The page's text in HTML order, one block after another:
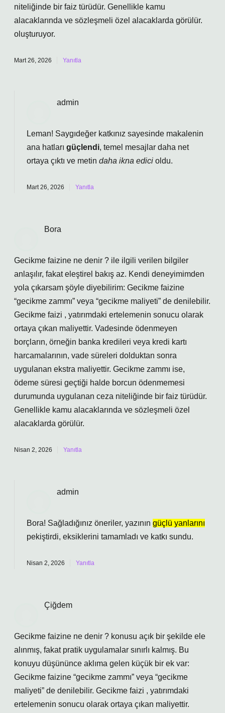
niteliğinde bir faiz türüdür. Genellikle kamu
alacaklarında ve sözleşmeli özel alacaklarda görülür.
oluşturuyor.
Mart 26, 2026 Yanıtla
admin
Leman! Saygıdeğer katkınız sayesinde makalenin
ana hatları güçlendi, temel mesajlar daha net
ortaya çıktı ve metin daha ikna edici oldu.
Mart 26, 2026 Yanıtla
Bora
Gecikme faizine ne denir ? ile ilgili verilen bilgiler
anlaşılır, fakat eleştirel bakış az. Kendi deneyimimden
yola çıkarsam şöyle diyebilirim: Gecikme faizine
“gecikme zammı” veya “gecikme maliyeti” de denilebilir.
Gecikme faizi , yatırımdaki ertelemenin sonucu olarak
ortaya çıkan maliyettir. Vadesinde ödenmeyen
borçların, örneğin banka kredileri veya kredi kartı
harcamalarının, vade süreleri dolduktan sonra
uygulanan ekstra maliyettir. Gecikme zammı ise,
ödeme süresi geçtiği halde borcun ödenmemesi
durumunda uygulanan ceza niteliğinde bir faiz türüdür.
Genellikle kamu alacaklarında ve sözleşmeli özel
alacaklarda görülür.
Nisan 2, 2026 Yanıtla
admin
Bora! Sağladığınız öneriler, yazının güçlü yanlarını
pekiştirdi, eksiklerini tamamladı ve katkı sundu.
Nisan 2, 2026 Yanıtla
Çiğdem
Gecikme faizine ne denir ? konusu açık bir şekilde ele
alınmış, fakat pratik uygulamalar sınırlı kalmış. Bu
konuyu düşününce aklıma gelen küçük bir ek var:
Gecikme faizine “gecikme zammı” veya “gecikme
maliyeti” de denilebilir. Gecikme faizi , yatırımdaki
ertelemenin sonucu olarak ortaya çıkan maliyettir.